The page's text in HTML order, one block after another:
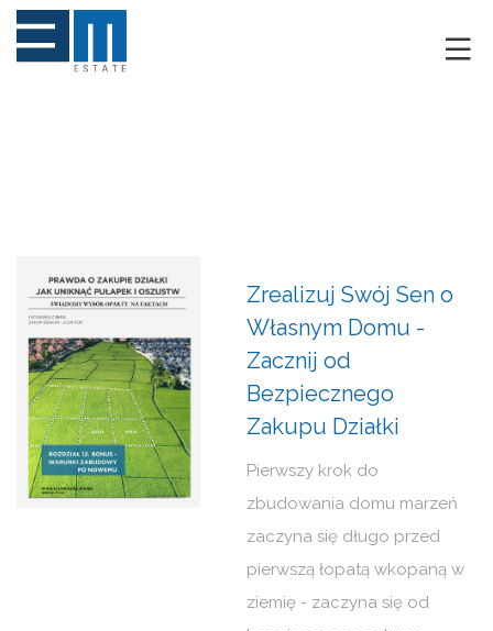
O NAS
NIERUCHOMOŚCI
DRON
KREDYTOWANIE
BLOG
KONTAKT
Zrealizuj Swój Sen o
Własnym Domu -
Zacznij od
Bezpiecznego
Zakupu Działki
Pierwszy krok do
zbudowania domu marzeń
zaczyna się długo przed
pierwszą łopatą wkopaną w
ziemię - zaczyna się od